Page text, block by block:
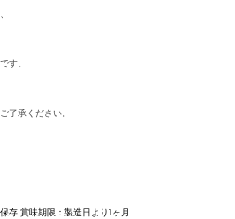
す。
了承ください。
存 賞味期限：製造日より1ヶ月